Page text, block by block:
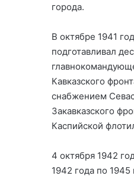
города.
В октябре 1941
подготавливал
Кавказского
снабжением
Закавказского
Каспийской
4 октября 1942
1942 года по